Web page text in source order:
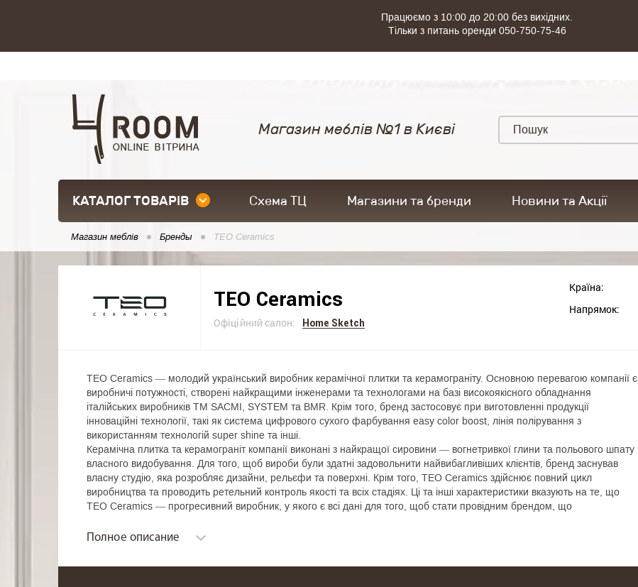
Працюємо з 10:00 до 20:00 без вихідних.
Тільки з питань оренди 050-750-75-46
Магазин меблів №1 в Києві
КАТАЛОГ ТОВАРІВ Схема ТЦ Магазини та бренди Новини та Акції
Магазин меблів Бренды TEO Ceramics
TEO Ceramics
Офіційний салон: Home Sketch
Країна:
Напрямок:
TEO Ceramics — молодий український виробник керамічної плитки та керамограніту. Основною перевагою компанії є
виробничі потужності, створені найкращими інженерами та технологами на базі високоякісного обладнання
італійських виробників ТМ SACMI, SYSTEM та BMR. Крім того, бренд застосовує при виготовленні продукції
інноваційні технології, такі як система цифрового сухого фарбування easy color boost, лінія полірування з
використанням технологій super shine та інші.
Керамічна плитка та керамограніт компанії виконані з найкращої сировини — вогнетривкої глини та польового шпату
власного видобування. Для того, щоб вироби були здатні задовольнити найвибагливіших клієнтів, бренд заснував
власну студію, яка розробляє дизайни, рельєфи та поверхні. Крім того, TEO Ceramics здійснює повний цикл
виробництва та проводить ретельний контроль якості та всіх стадіях. Ці та інші характеристики вказують на те, що
TEO Ceramics — прогресивний виробник, у якого є всі дані для того, щоб стати провідним брендом, що
Полное описание